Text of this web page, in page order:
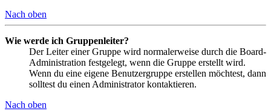
Nach oben
Wie werde ich Gruppenleiter?
Der Leiter einer Gruppe wird normalerweise durch die Board-
Administration festgelegt, wenn die Gruppe erstellt wird.
Wenn du eine eigene Benutzergruppe erstellen möchtest, dann
solltest du einen Administrator kontaktieren.
Nach oben